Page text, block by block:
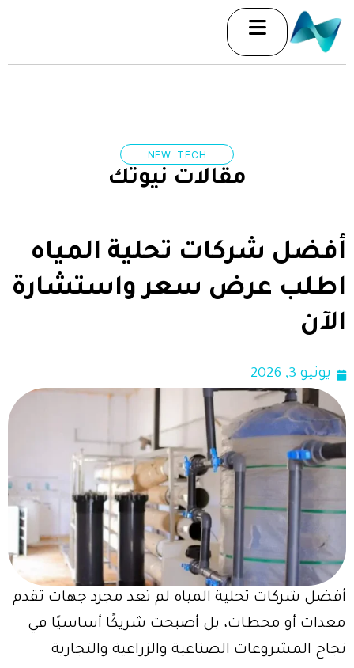
إلى
المحتوى
NEW TECH
مقالات نيوتك
أفضل شركات تحلية المياه
اطلب عرض سعر واستشارة
الآن
يونيو 3, 2026
أفضل شركات تحلية المياه لم تعد مجرد جهات تقدم
معدات أو محطات، بل أصبحت شريكًا أساسيًا في
نجاح المشروعات الصناعية والزراعية والتجارية